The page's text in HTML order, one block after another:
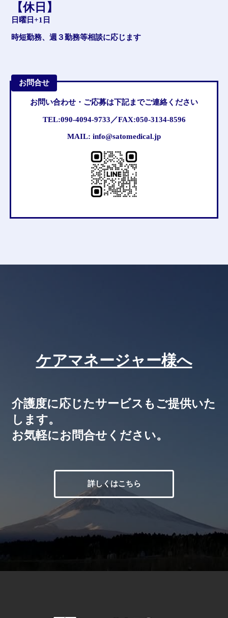
【休日】
日曜日+1日
時短勤務、週３勤務等相談に応じます
お問合せ
お問い合わせ・ご応募は下記までご連絡ください
TEL:090-4094-9733／FAX:050-3134-8596
MAIL: info@satomedical.jp
ケアマネージャー様へ
介護度に応じたサービスもご提供いた
します。
お気軽にお問合せください。
詳しくはこちら